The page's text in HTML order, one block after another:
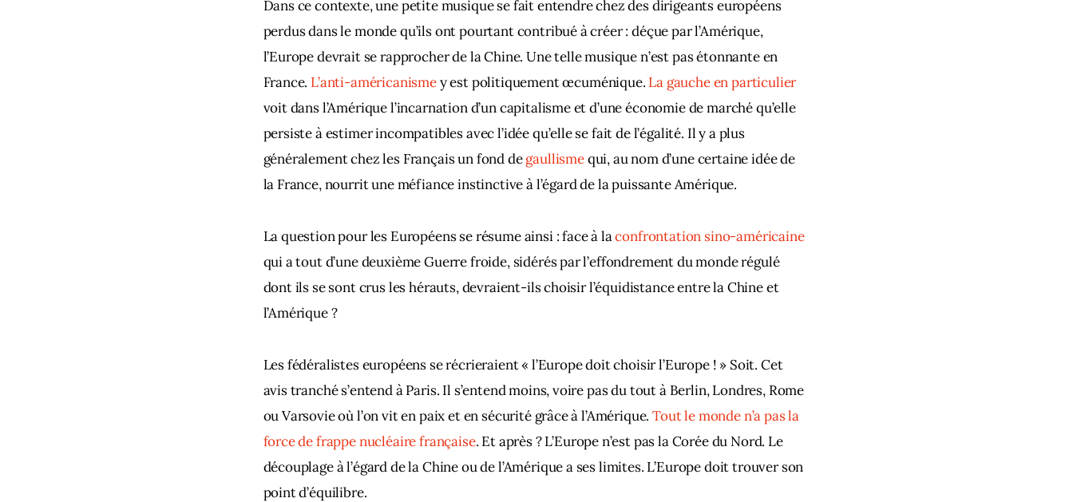
Dans ce contexte, une petite musique se fait entendre chez des dirigeants européens
perdus dans le monde qu’ils ont pourtant contribué à créer : déçue par l’Amérique,
l’Europe devrait se rapprocher de la Chine. Une telle musique n’est pas étonnante en
France. L’anti-américanisme y est politiquement œcuménique. La gauche en particulier
voit dans l’Amérique l’incarnation d’un capitalisme et d’une économie de marché qu’elle
persiste à estimer incompatibles avec l’idée qu’elle se fait de l’égalité. Il y a plus
généralement chez les Français un fond de gaullisme qui, au nom d’une certaine idée de
la France, nourrit une méfiance instinctive à l’égard de la puissante Amérique.
La question pour les Européens se résume ainsi : face à la confrontation sino-américaine
qui a tout d’une deuxième Guerre froide, sidérés par l’effondrement du monde régulé
dont ils se sont crus les hérauts, devraient-ils choisir l’équidistance entre la Chine et
l’Amérique ?
Les fédéralistes européens se récrieraient « l’Europe doit choisir l’Europe ! » Soit. Cet
avis tranché s’entend à Paris. Il s’entend moins, voire pas du tout à Berlin, Londres, Rome
ou Varsovie où l’on vit en paix et en sécurité grâce à l’Amérique. Tout le monde n’a pas la
force de frappe nucléaire française. Et après ? L’Europe n’est pas la Corée du Nord. Le
découplage à l’égard de la Chine ou de l’Amérique a ses limites. L’Europe doit trouver son
point d’équilibre.